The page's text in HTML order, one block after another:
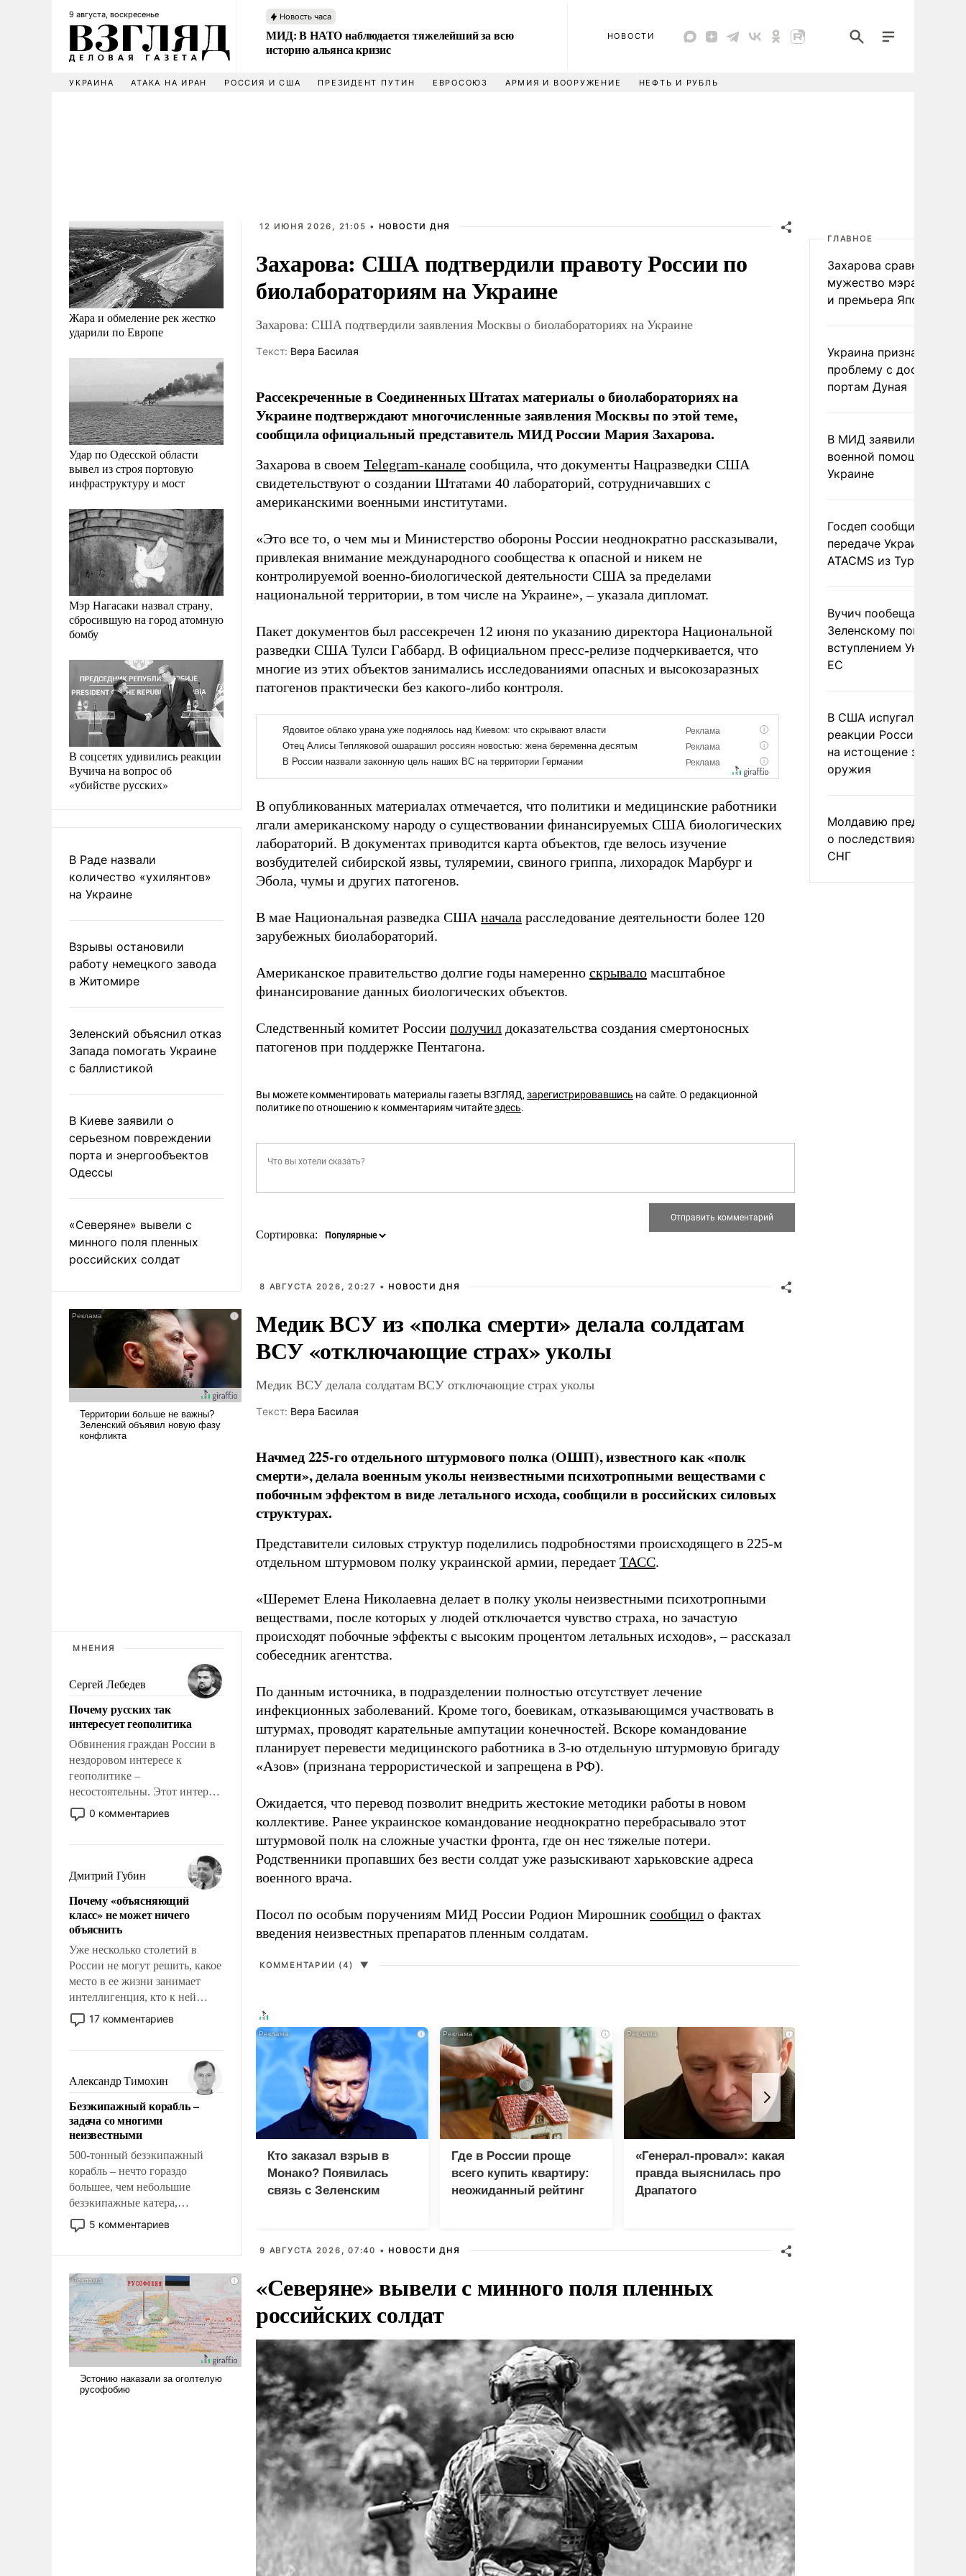
9 августа, воскресенье Новость часа
МИД: В НАТО наблюдается тяжелейший за всю
историю альянса кризис
НОВОСТИ
УКРАИНА АТАКА НА ИРАН РОССИЯ И США ПРЕЗИДЕНТ ПУТИН ЕВРОСОЮЗ АРМИЯ И ВООРУЖЕНИЕ НЕФТЬ И РУБЛЬ
Жара и обмеление рек жестко
ударили по Европе
Удар по Одесской области
вывел из строя портовую
инфраструктуру и мост
Мэр Нагасаки назвал страну,
сбросившую на город атомную
бомбу
В соцсетях удивились реакции
Вучича на вопрос об
«убийстве русских»
В Раде назвали
количество «ухилянтов»
на Украине
Взрывы остановили
работу немецкого завода
в Житомире
Зеленский объяснил отказ
Запада помогать Украине
с баллистикой
В Киеве заявили о
серьезном повреждении
порта и энергообъектов
Одессы
«Северяне» вывели с
минного поля пленных
российских солдат
МНЕНИЯ
Сергей Лебедев
Почему русских так
интересует геополитика
Обвинения граждан России в
нездоровом интересе к
геополитике –
несостоятельны. Этот интерес
рационален и прагматичен. Он
обусловлен тысячелетним
фундаментальным знанием,
что мировая политика имеет
свойство заявляться на порог
нашего дома.
0 комментариев
Дмитрий Губин
Почему «объясняющий
класс» не может ничего
объяснить
Уже несколько столетий в
России не могут решить, какое
место в ее жизни занимает
интеллигенция, кто к ней
принадлежит, а кого из нее
исключили с правом
чем она отличается от просто
образованных людей. Иногда
казалось, что эти вопросы
решены раз и навсегда, но –
нет, не решены.
17 комментариев
Александр Тимохин
Безэкипажный корабль –
задача со многими
неизвестными
500-тонный безэкипажный
корабль – нечто гораздо
большее, чем небольшие
безэкипажные катера,
применение которых уже
стало обыденностью. Задача по
и ее реализация радикально
поднимет наши боевые
возможности.
5 комментариев
12 ИЮНЯ 2026, 21:05 • НОВОСТИ ДНЯ
Захарова: США подтвердили правоту России по
биолабораториям на Украине
Захарова: США подтвердили заявления Москвы о биолабораториях на Украине
Tекст: Вера Басилая
Рассекреченные в Соединенных Штатах материалы о биолабораториях на
Украине подтверждают многочисленные заявления Москвы по этой теме,
сообщила официальный представитель МИД России Мария Захарова.
Захарова в своем Telegram-канале сообщила, что документы Нацразведки США
свидетельствуют о создании Штатами 40 лабораторий, сотрудничавших с
американскими военными институтами.
«Это все то, о чем мы и Министерство обороны России неоднократно рассказывали,
привлекая внимание международного сообщества к опасной и никем не
контролируемой военно-биологической деятельности США за пределами
национальной территории, в том числе на Украине», – указала дипломат.
Пакет документов был рассекречен 12 июня по указанию директора Национальной
разведки США Тулси Габбард. В официальном пресс-релизе подчеркивается, что
многие из этих объектов занимались исследованиями опасных и высокозаразных
патогенов практически без какого-либо контроля.
В опубликованных материалах отмечается, что политики и медицинские работники
лгали американскому народу о существовании финансируемых США биологических
лабораторий. В документах приводится карта объектов, где велось изучение
возбудителей сибирской язвы, туляремии, свиного гриппа, лихорадок Марбург и
Эбола, чумы и других патогенов.
В мае Национальная разведка США начала расследование деятельности более 120
зарубежных биолабораторий.
Американское правительство долгие годы намеренно скрывало масштабное
финансирование данных биологических объектов.
Следственный комитет России получил доказательства создания смертоносных
патогенов при поддержке Пентагона.
Вы можете комментировать материалы газеты ВЗГЛЯД, зарегистрировавшись на сайте. О редакционной
политике по отношению к комментариям читайтездесь.
Сортировка:
8 АВГУСТА 2026, 20:27 • НОВОСТИ ДНЯ
Медик ВСУ из «полка смерти» делала солдатам
ВСУ «отключающие страх» уколы
Медик ВСУ делала солдатам ВСУ отключающие страх уколы
Tекст: Вера Басилая
Начмед 225-го отдельного штурмового полка (ОШП), известного как «полк
смерти», делала военным уколы неизвестными психотропными веществами с
побочным эффектом в виде летального исхода, сообщили в российских силовых
структурах.
Представители силовых структур поделились подробностями происходящего в 225-м
отдельном штурмовом полку украинской армии, передает ТАСС.
«Шеремет Елена Николаевна делает в полку уколы неизвестными психотропными
веществами, после которых у людей отключается чувство страха, но зачастую
происходят побочные эффекты с высоким процентом летальных исходов», – рассказал
собеседник агентства.
По данным источника, в подразделении полностью отсутствует лечение
инфекционных заболеваний. Кроме того, боевикам, отказывающимся участвовать в
штурмах, проводят карательные ампутации конечностей. Вскоре командование
планирует перевести медицинского работника в 3-ю отдельную штурмовую бригаду
«Азов» (признана террористической и запрещена в РФ).
Ожидается, что перевод позволит внедрить жестокие методики работы в новом
коллективе. Ранее украинское командование неоднократно перебрасывало этот
штурмовой полк на сложные участки фронта, где он нес тяжелые потери.
Родственники пропавших без вести солдат уже разыскивают харьковские адреса
военного врача.
Посол по особым поручениям МИД России Родион Мирошник сообщил о фактах
введения неизвестных препаратов пленным солдатам.
КОММЕНТАРИИ (4) ▼
i
Кто заказал взрыв в
Монако? Появилась
связь с Зеленским
i
Где в России проще
всего купить квартиру:
неожиданный рейтинг
i
«Генерал-провал»: какая
правда выяснилась про
Драпатого
9 АВГУСТА 2026, 07:40 • НОВОСТИ ДНЯ
«Северяне» вывели с минного поля пленных
российских солдат
ГЛАВНОЕ
Захарова сравнила
мужество мэра
и премьера Японии
Украина признала
проблему с доступом к
портам Дуная
В МИД заявили о
военной помощи
Украине
Госдеп сообщил о
передаче Украине
ATACMS из Турции
Вучич пообещал
Зеленскому помочь со
вступлением Украины в
ЕС
В США испугались
реакции России и
на истощение запасов
оружия
Молдавию
о последствиях выхода
СНГ